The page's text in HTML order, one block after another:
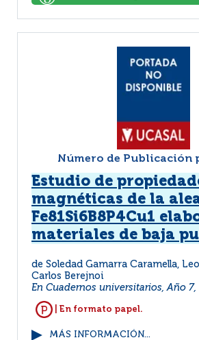
Número de Publicación
Estudio de
magnéticas de la
Fe81Si6B8P4Cu1
materiales de baja
de Soledad Gamarra Caramella,
Carlos Berejnoi
En Cuadernos universitarios, Año 7,
| En formato papel.
MÁS INFORMACIÓN...